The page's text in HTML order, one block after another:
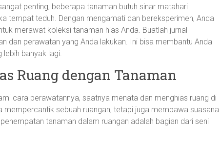
penting; beberapa tanaman butuh sinar matahari
tempat teduh. Dengan mengamati dan bereksperimen, Anda
merawat koleksi tanaman hias Anda. Buatlah jurnal
dan perawatan yang Anda lakukan. Ini bisa membantu Anda
lebih banyak lagi.
Ruang dengan Tanaman
cara perawatannya, saatnya menata dan menghias ruang di
mempercantik sebuah ruangan, tetapi juga membawa suasana
tanaman dalam ruangan adalah bagian dari seni